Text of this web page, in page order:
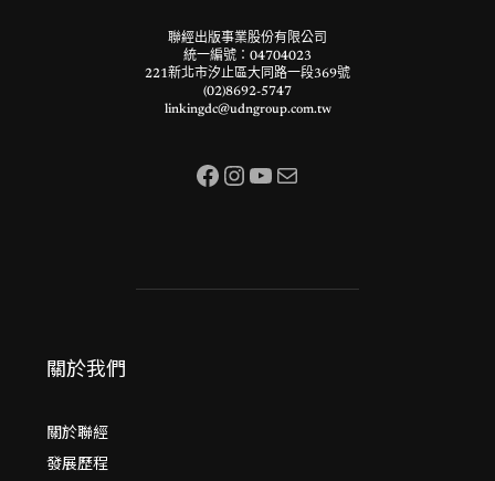
聯經出版事業股份有限公司
統一編號：04704023
221新北市汐止區大同路一段369號
(02)8692-5747
linkingdc@udngroup.com.tw
Facebook InstagramYouTube 電子郵件
關於我們
關於聯經
發展歷程